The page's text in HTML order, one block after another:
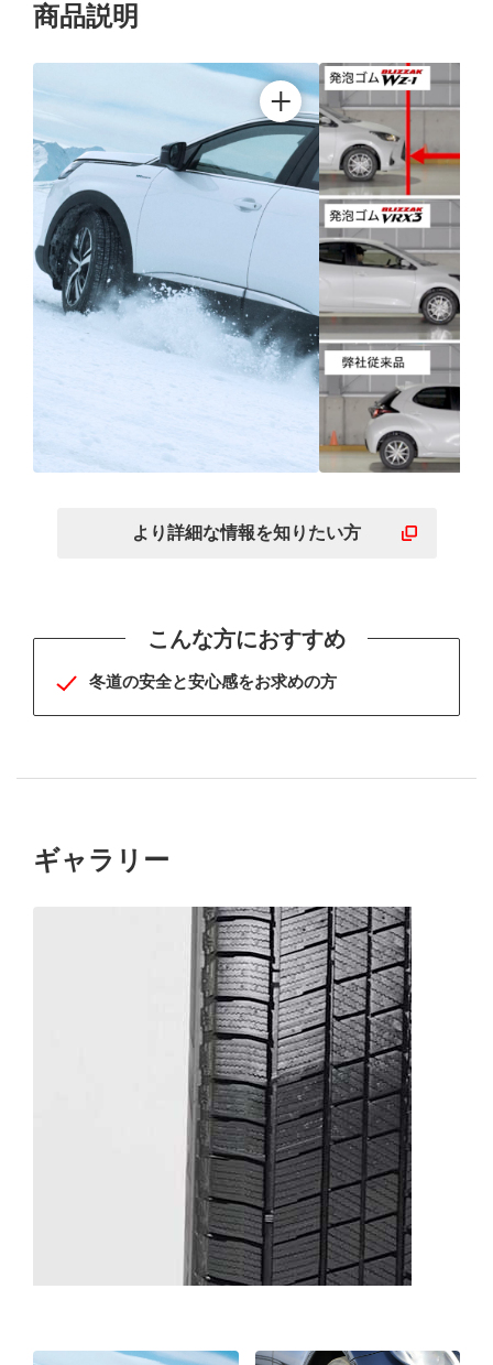
商品説明
ャーモデルの確かな総合
能
より詳細な情報を知りたい方
こんな方におすすめ
冬道の安全と安心感をお求めの方
ギャラリー